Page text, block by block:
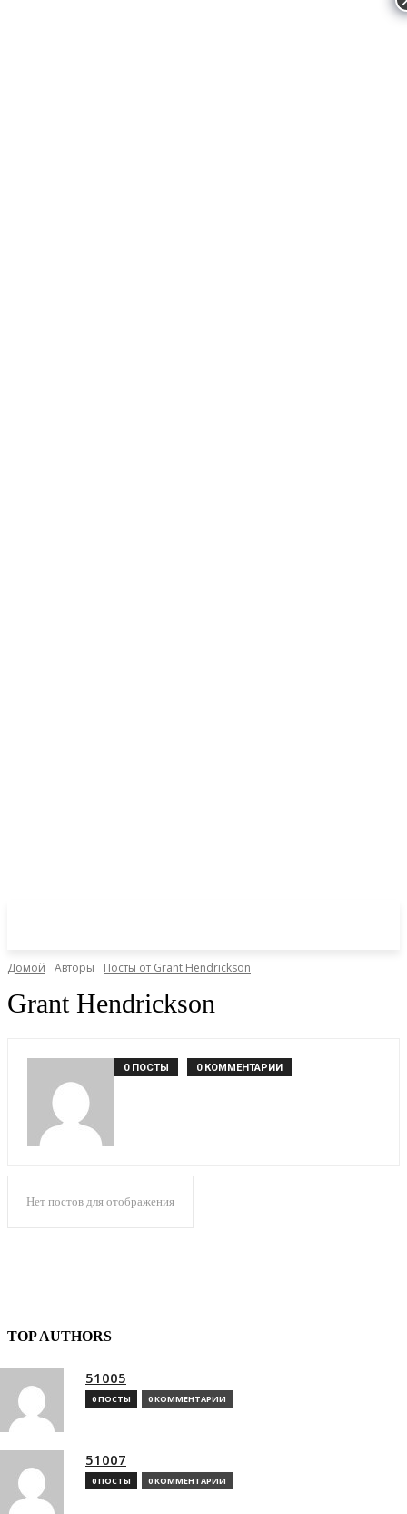
Домой Авторы Посты от Grant Hendrickson
Grant Hendrickson
0 ПОСТЫ 0 КОММЕНТАРИИ
Нет постов для отображения
TOP AUTHORS
51005
0 ПОСТЫ 0 КОММЕНТАРИИ
51007
0 ПОСТЫ 0 КОММЕНТАРИИ